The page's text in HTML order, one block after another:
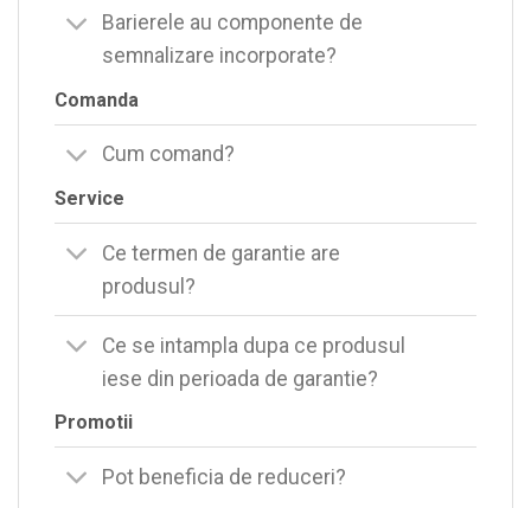
Barierele au componente de
semnalizare incorporate?
Comanda
Cum comand?
Service
Ce termen de garantie are
produsul?
Ce se intampla dupa ce produsul
iese din perioada de garantie?
Promotii
Pot beneficia de reduceri?